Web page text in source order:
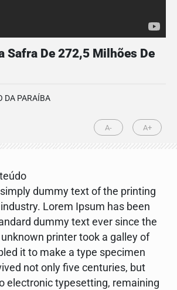
Safra De 272,5 Milhões De
DA PARAÍBA
A- A+
dummy text of the printing
Lorem Ipsum has been
dummy text ever since the
printer took a galley of
it to make a type specimen
not only five centuries, but
electronic typesetting, remaining